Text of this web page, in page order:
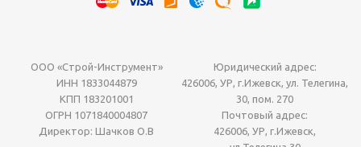
ООО «Строй-Инструмент»
ИНН 1833044879
КПП 183201001
ОГРН 1071840004807
Директор: Шачков О.В
Юридический адрес:
426006, УР, г.Ижевск, ул. Телегина,
30, пом. 270
Почтовый адрес:
426006, УР, г.Ижевск,